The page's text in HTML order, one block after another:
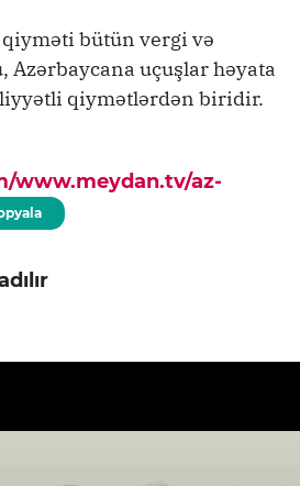
bütün vergi və
Azərbaycana uçuşlar həyata
qiymətlərdən biridir.
www.meydan.tv/az-